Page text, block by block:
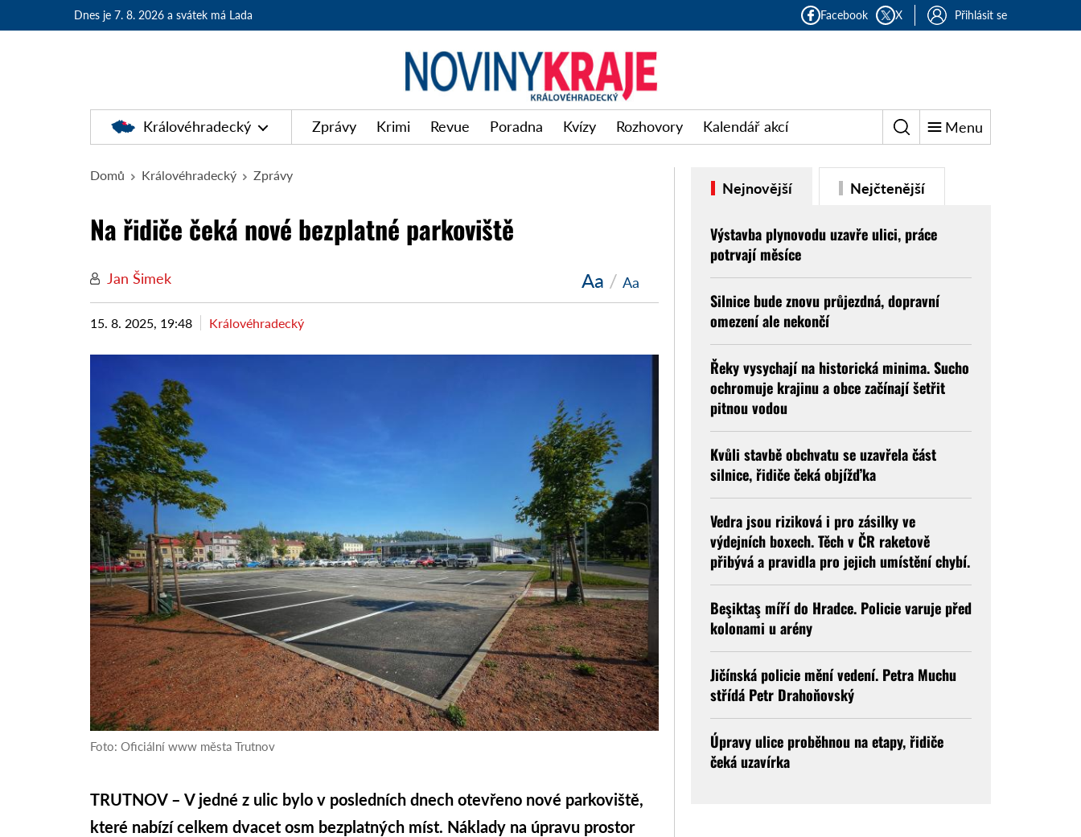
Dnes je 7. 8. 2026 a svátek má Lada Facebook X Přihlásit se
Královéhradecký Zprávy Krimi Revue Poradna Kvízy Rozhovory Kalendář akcí Menu
Domů Královéhradecký Zprávy
Na řidiče čeká nové bezplatné parkoviště
Jan Šimek Aa / Aa
15. 8. 2025, 19:48 Královéhradecký
Foto: Oficiální www města Trutnov
TRUTNOV – V jedné z ulic bylo v posledních dnech otevřeno nové parkoviště,
které nabízí celkem dvacet osm bezplatných míst. Náklady na úpravu prostor
Nejnovější Nejčtenější
Výstavba plynovodu uzavře ulici, práce
potrvají měsíce
Silnice bude znovu průjezdná, dopravní
omezení ale nekončí
Řeky vysychají na historická minima. Sucho
ochromuje krajinu a obce začínají šetřit
pitnou vodou
Kvůli stavbě obchvatu se uzavřela část
silnice, řidiče čeká objížďka
Vedra jsou riziková i pro zásilky ve
výdejních boxech. Těch v ČR raketově
přibývá a pravidla pro jejich umístění chybí.
Beşiktaş míří do Hradce. Policie varuje před
kolonami u arény
Jičínská policie mění vedení. Petra Muchu
střídá Petr Drahoňovský
Úpravy ulice proběhnou na etapy, řidiče
čeká uzavírka